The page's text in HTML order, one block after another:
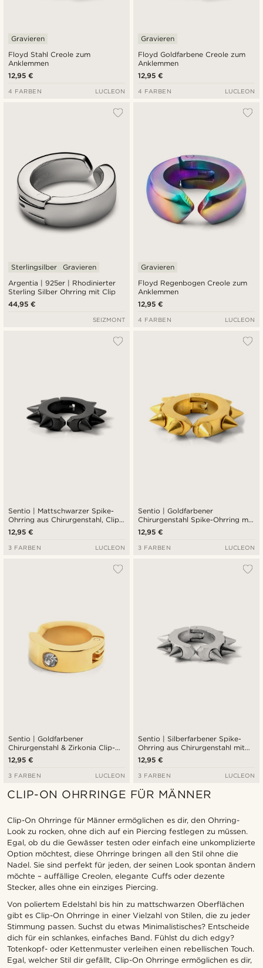
Floyd Stahl Creole zum
Anklemmen
Gravieren
12,95 €
4 FARBEN LUCLEON
Floyd Goldfarbene Creole zum
Anklemmen
Gravieren
12,95 €
4 FARBEN LUCLEON
Argentia | 925er | Rhodinierter
Sterling Silber Ohrring mit Clip
Sterlingsilber Gravieren
44,95 €
SEIZMONT
Floyd Regenbogen Creole zum
Anklemmen
Gravieren
12,95 €
4 FARBEN LUCLEON
Sentio | Mattschwarzer Spike-
Ohrring aus Chirurgenstahl, Clip-
On
12,95 €
3 FARBEN LUCLEON
Sentio | Goldfarbener
Chirurgenstahl Spike-Ohrring mit
Clip
12,95 €
3 FARBEN LUCLEON
Sentio | Goldfarbener
Chirurgenstahl & Zirkonia Clip-
On-Ohrring
12,95 €
3 FARBEN LUCLEON
Sentio | Silberfarbener Spike-
Ohrring aus Chirurgenstahl mit
Clip
12,95 €
3 FARBEN LUCLEON
CLIP-ON OHRRINGE FÜR MÄNNER
Clip-On Ohrringe für Männer ermöglichen es dir, den Ohrring-
Look zu rocken, ohne dich auf ein Piercing festlegen zu müssen.
Egal, ob du die Gewässer testen oder einfach eine unkomplizierte
Option möchtest, diese Ohrringe bringen all den Stil ohne die
Nadel. Sie sind perfekt für jeden, der seinen Look spontan ändern
möchte – auffällige Creolen, elegante Cuffs oder dezente
Stecker, alles ohne ein einziges Piercing.
Von poliertem Edelstahl bis hin zu mattschwarzen Oberflächen
gibt es Clip-On Ohrringe in einer Vielzahl von Stilen, die zu jeder
Stimmung passen. Suchst du etwas Minimalistisches? Entscheide
dich für ein schlankes, einfaches Band. Fühlst du dich edgy?
Totenkopf- oder Kettenmuster verleihen einen rebellischen Touch.
Egal, welcher Stil dir gefällt, Clip-On Ohrringe ermöglichen es dir,